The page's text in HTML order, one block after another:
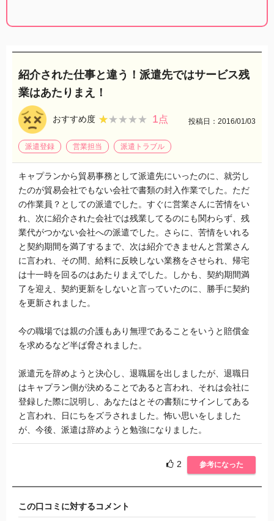
紹介された仕事と違う！派遣先ではサービス残
業はあたりまえ！
おすすめ度 ★★★★★
★★★★★ 1点 投稿日：2016/01/03
派遣登録 営業担当 派遣トラブル
キャプランから貿易事務として派遣先にいったのに、就労し
たのが貿易会社でもない会社で書類の封入作業でした。ただ
の作業員？としての派遣でした。すぐに営業さんに苦情をい
れ、次に紹介された会社では残業してるのにも関わらず、残
業代がつかない会社への派遣でした。さらに、苦情をいれる
と契約期間を満了するまで、次は紹介できませんと営業さん
に言われ、その間、給料に反映しない業務をさせられ、帰宅
は十一時を回るのはあたりまえでした。しかも、契約期間満
了を迎え、契約更新をしないと言っていたのに、勝手に契約
を更新されました。
今の職場では親の介護もあり無理であることをいうと賠償金
を求めるなど半ば脅されました。
派遣元を辞めようと決心し、退職届を出しましたが、退職日
はキャプラン側が決めることであると言われ、それは会社に
登録した際に説明し、あなたはとその書類にサインしてある
と言われ、日にちをズラされました。怖い思いをしました
が、今後、派遣は辞めようと勉強になりました。
2 参考になった
この口コミに対するコメント